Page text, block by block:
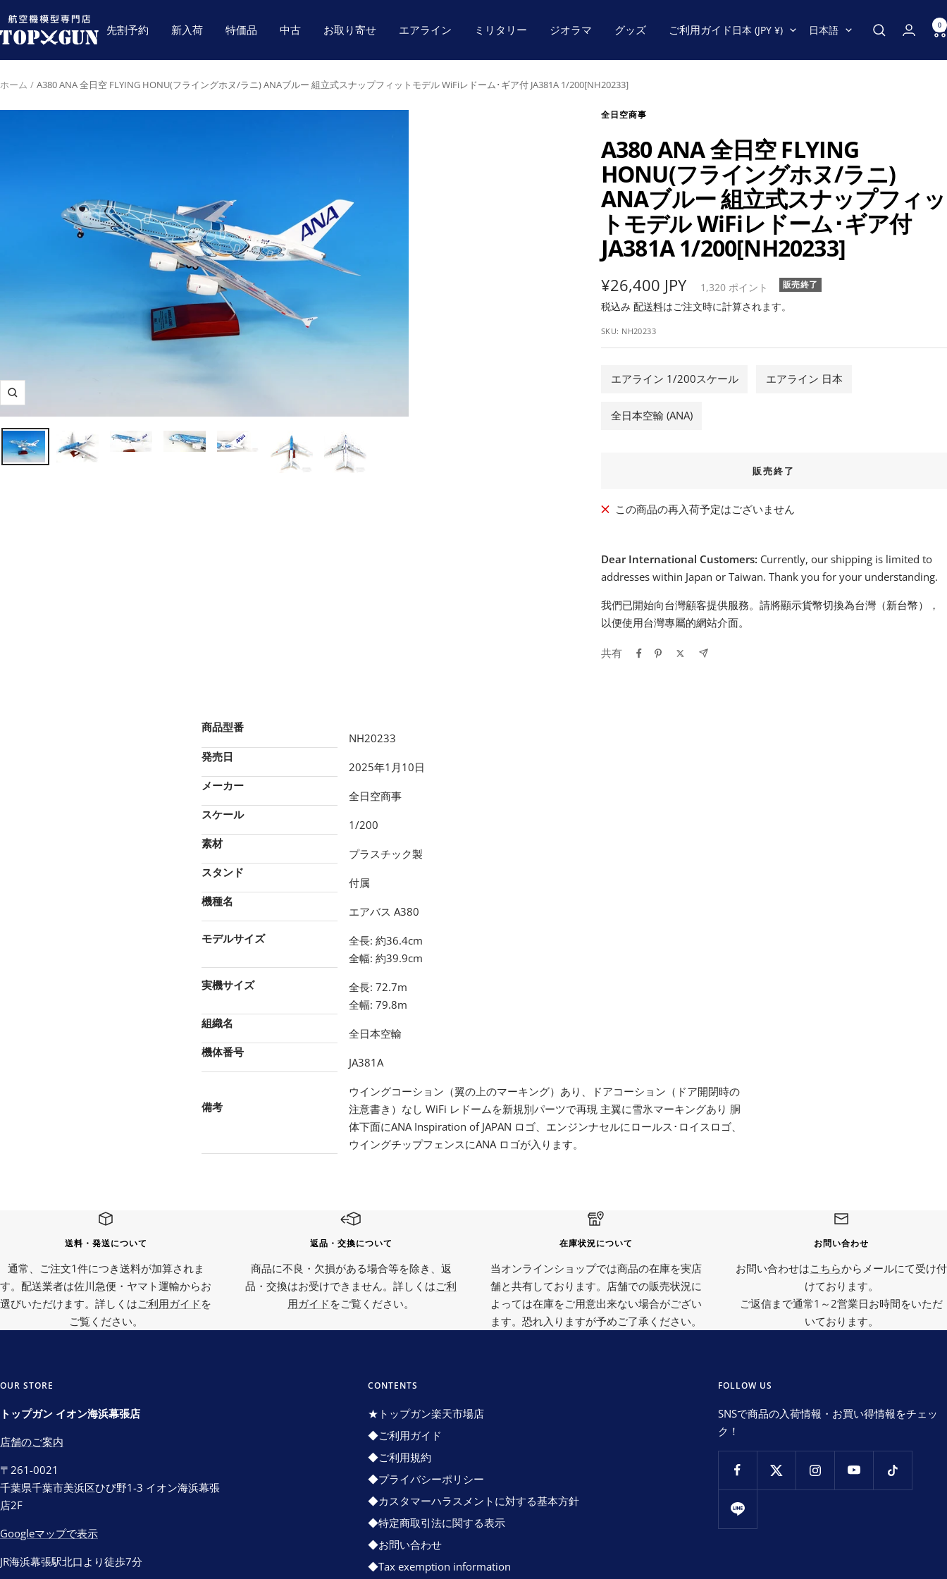
ン
テ
ン
ツ
ス
先割予約 新入荷 特価品 中古 お取り寄せ エアライン ミリタリー ジオラマ グッズ ご利用ガイド
航
空
機
型
専
国/
域
日本 (JPY ¥)
言
日本語 0
ホーム A380 ANA 全日空 FLYING HONU(フライングホヌ/ラニ) ANAブルー 組立式スナップフィットモデル WiFiレドーム･ギア付 JA381A 1/200[NH20233]
ズ
ー
ム
イ
全日空商事
A380 ANA 全日空 FLYING
HONU(フライングホヌ/ラニ)
ANAブルー 組立式スナップフィッ
トモデル WiFiレドーム･ギア付
JA381A 1/200[NH20233]
セ
ー
ル
¥26,400 JPY 1,320 ポイント 販売終了
税込み 配送料はご注文時に計算されます。
SKU: NH20233
エアライン 1/200スケール エアライン 日本
全日本空輸 (ANA)
販売終了
この商品の再入荷予定はございません
Dear International Customers: Currently, our shipping is limited to
addresses within Japan or Taiwan. Thank you for your understanding.
我們已開始向台灣顧客提供服務。請將顯示貨幣切換為台灣（新台幣），
以便使用台灣專屬的網站介面。
共有
商品型番
NH20233
発売日
2025年1月10日
メーカー
全日空商事
スケール
1/200
素材
プラスチック製
スタンド
付属
機種名
エアバス A380
モデルサイズ
全長: 約36.4cm
全幅: 約39.9cm
実機サイズ
全長: 72.7m
全幅: 79.8m
組織名
全日本空輸
機体番号
JA381A
備考
ウイングコーション（翼の上のマーキング）あり、ドアコーション（ドア開閉時の
注意書き）なし WiFi レドームを新規別パーツで再現 主翼に雪氷マーキングあり 胴
体下面にANA Inspiration of JAPAN ロゴ、エンジンナセルにロールス･ロイスロゴ、
ウイングチップフェンスにANA ロゴが入ります。
送料・発送について
通常、ご注文1件につき送料が加算されま
す。配送業者は佐川急便・ヤマト運輸からお
選びいただけます。詳しくはご利用ガイド を
ご覧ください。
返品・交換について
商品に不良・欠損がある場合等を除き、返
品・交換はお受けできません。詳しくはご利
用ガイド をご覧ください。
在庫状況について
当オンラインショップでは商品の在庫を実店
舗と共有しております。店舗での販売状況に
よっては在庫をご用意出来ない場合がござい
ます。恐れ入りますが予めご了承ください。
お問い合わせ
お問い合わせはこちらからメールにて受け付
けております。
ご返信まで通常1～2営業日お時間をいただ
いております。
OUR STORE
トップガン イオン海浜幕張店
店舗のご案内
〒261-0021
千葉県千葉市美浜区ひび野1-3 イオン海浜幕張
店2F
Googleマップで表示
JR海浜幕張駅北口より徒歩7分
CONTENTS
★トップガン楽天市場店
◆ご利用ガイド
◆ご利用規約
◆プライバシーポリシー
◆カスタマーハラスメントに対する基本方針
◆特定商取引法に関する表示
◆お問い合わせ
◆Tax exemption information
FOLLOW US
SNSで商品の入荷情報・お買い得情報をチェッ
ク！